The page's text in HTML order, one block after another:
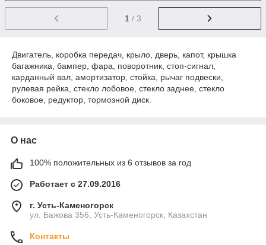
1 / 3
Двигатель, коробка передач, крыло, дверь, капот, крышка
багажника, бампер, фара, поворотник, стоп-сигнал,
карданный вал, амортизатор, стойка, рычаг подвески,
рулевая рейка, стекло лобовое, стекло заднее, стекло
боковое, редуктор, тормозной диск.
О нас
100% положительных из 6 отзывов за год
Работает с 27.09.2016
г. Усть-Каменогорск
ул. Бажова 356, Усть-Каменогорск, Казахстан
Контакты